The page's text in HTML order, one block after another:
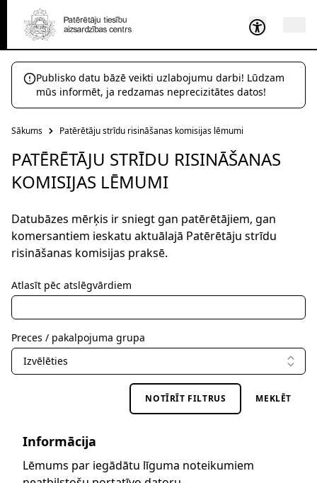
Publisko datu bāzē veikti uzlabojumu darbi! Lūdzam
mūs informēt, ja redzamas neprecizitātes datos!
Sākums Patērētāju strīdu risināšanas komisijas lēmumi
PATĒRĒTĀJU STRĪDU RISINĀŠANAS
KOMISIJAS LĒMUMI
Datubāzes mērķis ir sniegt gan patērētājiem, gan
komersantiem ieskatu aktuālajā Patērētāju strīdu
risināšanas komisijas praksē.
Atlasīt pēc atslēgvārdiem
Preces / pakalpojuma grupa
Izvēlēties
NOTĪRĪT FILTRUS MEKLĒT
Informācija
Lēmums par iegādātu līguma noteikumiem